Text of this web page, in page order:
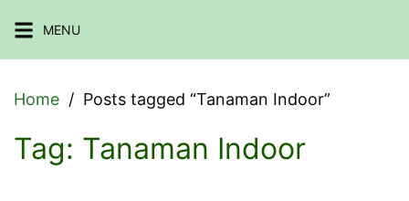
to
MENU
Home Posts tagged “Tanaman Indoor”
Tag: Tanaman Indoor